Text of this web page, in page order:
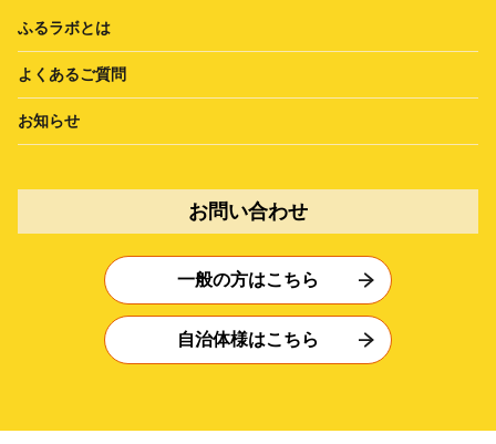
ふるラボとは
よくあるご質問
お知らせ
お問い合わせ
一般の方はこちら
自治体様はこちら